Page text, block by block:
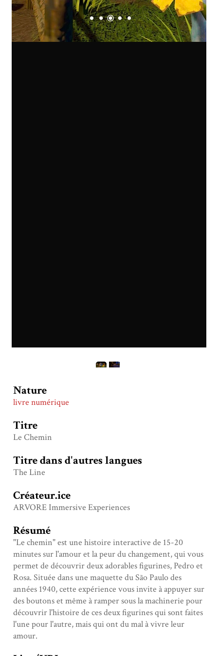
Nature
livre numérique
Titre
Le Chemin
Titre dans d'autres langues
The Line
Créateur.ice
ARVORE Immersive Experiences
Résumé
"Le chemin" est une histoire interactive de 15-20
minutes sur l'amour et la peur du changement, qui vous
permet de découvrir deux adorables figurines, Pedro et
Rosa. Située dans une maquette du São Paulo des
années 1940, cette expérience vous invite à appuyer sur
des boutons et même à ramper sous la machinerie pour
découvrir l'histoire de ces deux figurines qui sont faites
l'une pour l'autre, mais qui ont du mal à vivre leur
amour.